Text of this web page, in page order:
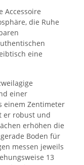
Accessoire
die Ruhe
eine
einer
einem Zentimeter
er robust und
erhöhen die
Boden für
messen jeweils
13